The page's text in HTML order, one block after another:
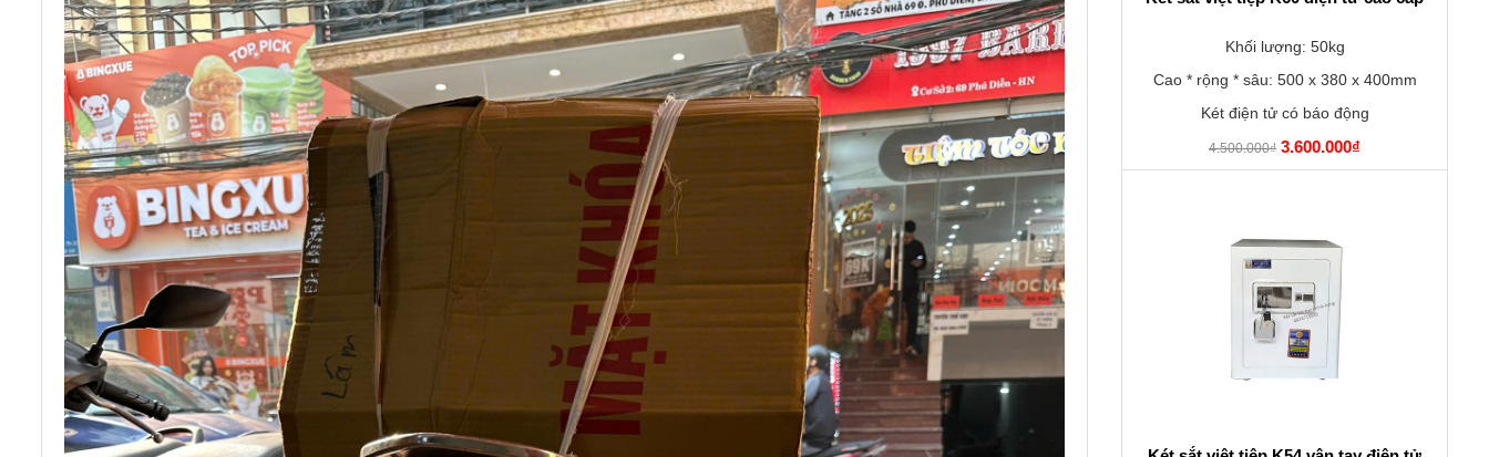
Khối lượng: 50kg
Cao * rộng * sâu: 500 x 380 x 400mm
Két điện tử có báo động
4.500.000₫ 3.600.000₫